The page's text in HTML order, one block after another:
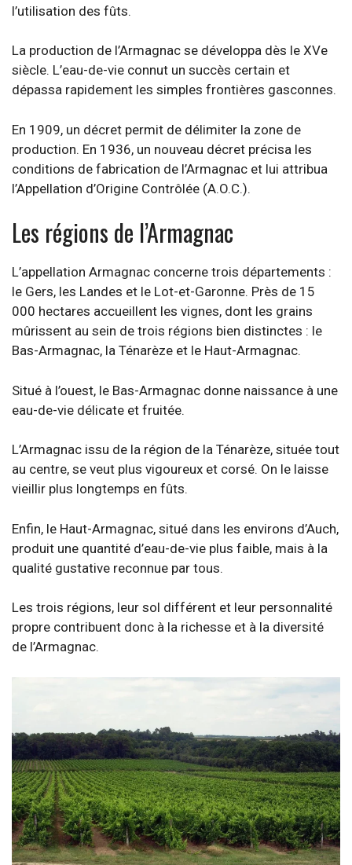
l’utilisation des fûts.
La production de l’Armagnac se développa dès le XVe
siècle. L’eau-de-vie connut un succès certain et
dépassa rapidement les simples frontières gasconnes.
En 1909, un décret permit de délimiter la zone de
production. En 1936, un nouveau décret précisa les
conditions de fabrication de l’Armagnac et lui attribua
l’Appellation d’Origine Contrôlée (A.O.C.).
Les régions de l’Armagnac
L’appellation Armagnac concerne trois départements :
le Gers, les Landes et le Lot-et-Garonne. Près de 15
000 hectares accueillent les vignes, dont les grains
mûrissent au sein de trois régions bien distinctes : le
Bas-Armagnac, la Ténarèze et le Haut-Armagnac.
Situé à l’ouest, le Bas-Armagnac donne naissance à une
eau-de-vie délicate et fruitée.
L’Armagnac issu de la région de la Ténarèze, située tout
au centre, se veut plus vigoureux et corsé. On le laisse
vieillir plus longtemps en fûts.
Enfin, le Haut-Armagnac, situé dans les environs d’Auch,
produit une quantité d’eau-de-vie plus faible, mais à la
qualité gustative reconnue par tous.
Les trois régions, leur sol différent et leur personnalité
propre contribuent donc à la richesse et à la diversité
de l’Armagnac.